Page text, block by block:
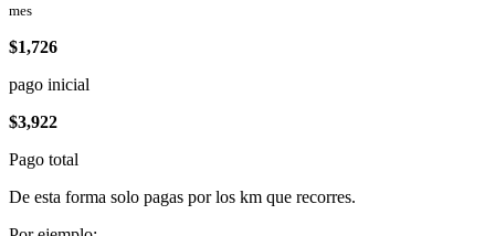
mes
$1,726
pago inicial
$3,922
Pago total
De esta forma solo pagas por los km que recorres.